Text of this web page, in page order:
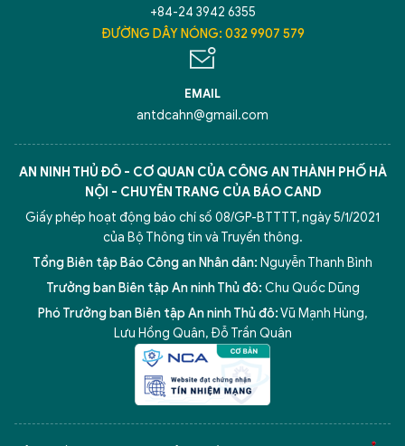
+84-24 3942 6355
ĐƯỜNG DÂY NÓNG: 032 9907 579
EMAIL
antdcahn@gmail.com
AN NINH THỦ ĐÔ - CƠ QUAN CỦA CÔNG AN THÀNH PHỐ HÀ
NỘI - CHUYÊN TRANG CỦA BÁO CAND
Giấy phép hoạt động báo chí số 08/GP-BTTTT, ngày 5/1/2021
của Bộ Thông tin và Truyền thông.
Tổng Biên tập Báo Công an Nhân dân: Nguyễn Thanh Bình
Trưởng ban Biên tập An ninh Thủ đô: Chu Quốc Dũng
Phó Trưởng ban Biên tập An ninh Thủ đô:Vũ Mạnh Hùng,
Lưu Hồng Quân, Đỗ Trần Quân
5 điểm nghẽn của Hà Nội giải pháp xử lý điểm nghẽn của